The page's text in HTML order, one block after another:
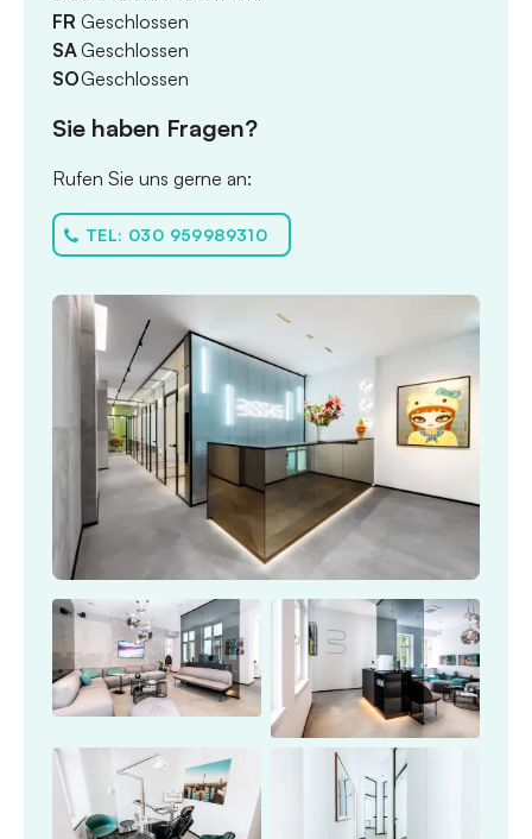
FR Geschlossen
SAGeschlossen
SOGeschlossen
Sie haben Fragen?
Rufen Sie uns gerne an:
TEL: 030 959989310